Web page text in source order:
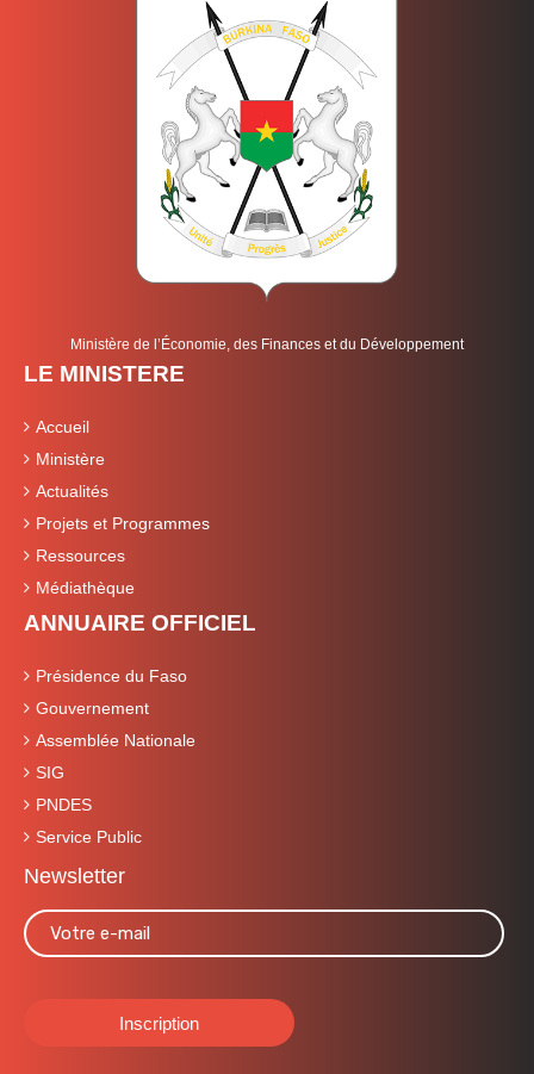
Ministère de l’Économie, des Finances et du Développement
LE MINISTERE
Accueil
Ministère
Actualités
Projets et Programmes
Ressources
Médiathèque
ANNUAIRE OFFICIEL
Présidence du Faso
Gouvernement
Assemblée Nationale
SIG
PNDES
Service Public
Newsletter